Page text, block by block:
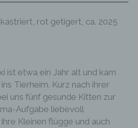
rot getigert, ca. 2025
ist etwa ein Jahr alt und kam
Tierheim. Kurz nach ihrer
uns fünf gesunde Kitten zur
Aufgabe liebevoll
Kleinen flügge und auch